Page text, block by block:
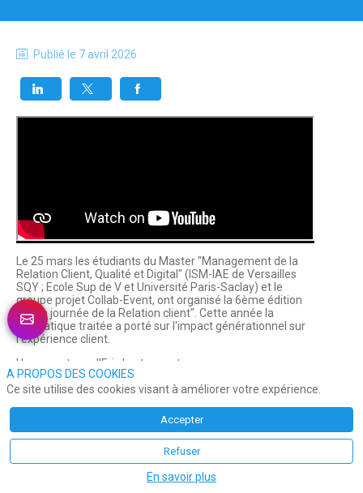
Publié le 7 avril 2026
Le 25 mars les étudiants du Master "Management de la
Relation Client, Qualité et Digital" (ISM-IAE de Versailles
SQY ; Ecole Sup de V et Université Paris-Saclay) et le
groupe projet Collab-Event, ont organisé la 6ème édition
de "La journée de la Relation client". Cette année la
thématique traitée a porté sur l'impact générationnel sur
l'expérience client.
Une reportage d'Eric Lestanguet.
A PROPOS DES COOKIES
Ce site utilise des cookies visant à améliorer votre expérience.
Accepter
Refuser
En savoir plus